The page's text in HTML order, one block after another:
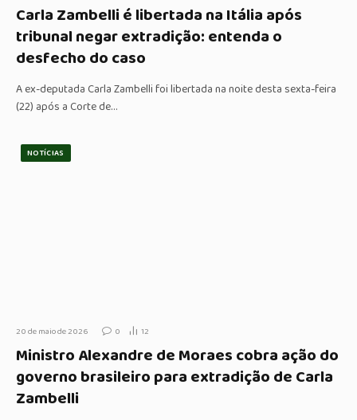
Carla Zambelli é libertada na Itália após
tribunal negar extradição: entenda o
desfecho do caso
A ex-deputada Carla Zambelli foi libertada na noite desta sexta-feira
(22) após a Corte de…
NOTÍCIAS
20 de maio de 2026 0 12
Ministro Alexandre de Moraes cobra ação do
governo brasileiro para extradição de Carla
Zambelli